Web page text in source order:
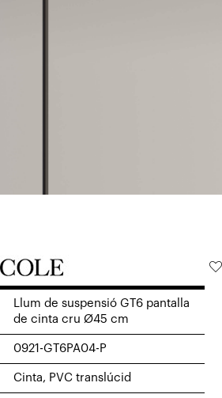
Llum de suspensió GT6 pantalla
de cinta cru Ø45 cm
0921-GT6PA04-P
Cinta, PVC translúcid